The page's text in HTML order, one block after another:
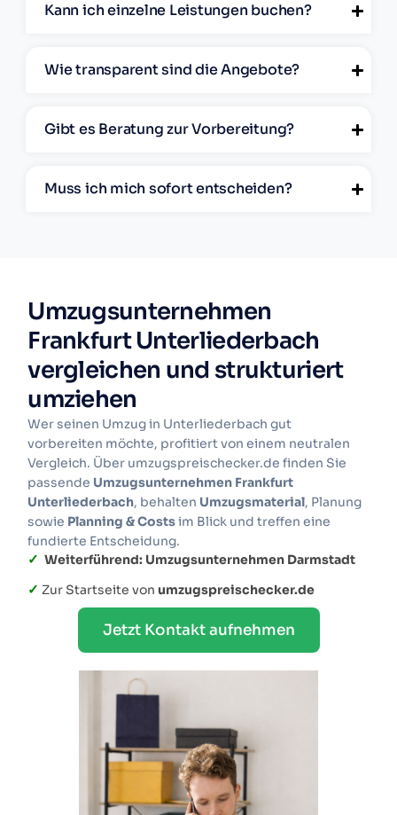
Kann ich einzelne Leistungen buchen?
Wie transparent sind die Angebote?
Gibt es Beratung zur Vorbereitung?
Muss ich mich sofort entscheiden?
Umzugsunternehmen
Frankfurt Unterliederbach
vergleichen und strukturiert
umziehen
Wer seinen Umzug in Unterliederbach gut
vorbereiten möchte, profitiert von einem neutralen
Vergleich. Über umzugspreischecker.de finden Sie
passende Umzugsunternehmen Frankfurt
Unterliederbach, behalten Umzugsmaterial, Planung
sowie Planning & Costsim Blick und treffen eine
fundierte Entscheidung.
✓ Weiterführend: Umzugsunternehmen Darmstadt
✓ Zur Startseite vonumzugspreischecker.de
Jetzt Kontakt aufnehmen